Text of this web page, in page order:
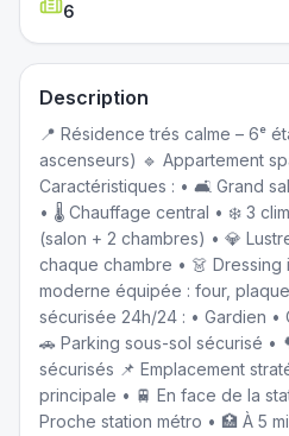
6
Description
📍 Résidence trés calme – 6ᵉ
ascenseurs) 🔹 Appartement
Caractéristiques : • 🛋️ Grand
• 🌡️ Chauffage central • ❄️ 3
(salon + 2 chambres) • 💎
chaque chambre • 👗
moderne équipée : four,
sécurisée 24h/24 : • Gardien •
🚗 Parking sous-sol sécurisé •
sécurisés 📌 Emplacement
principale • 🚆 En face de la
Proche station métro • 🏥 À 5